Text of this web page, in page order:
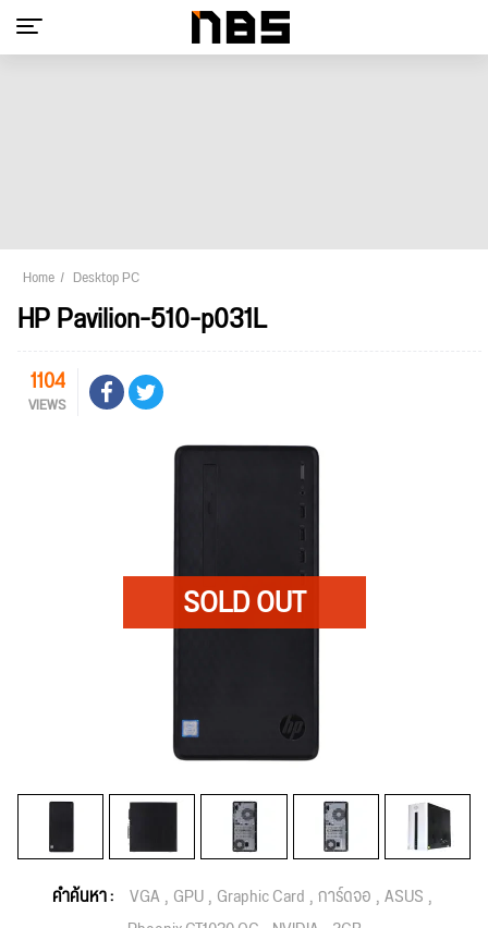
Home Desktop PC
HP Pavilion-510-p031L
1104
VIEWS
คำค้นหา : VGA GPU Graphic Card การ์ดจอ ASUS